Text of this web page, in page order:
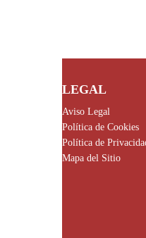
LEGAL
Aviso Legal
Política de Cookies
Política de
Mapa del Sitio